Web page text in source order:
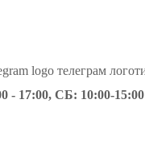
- 17:00, СБ: 10:00-15:00